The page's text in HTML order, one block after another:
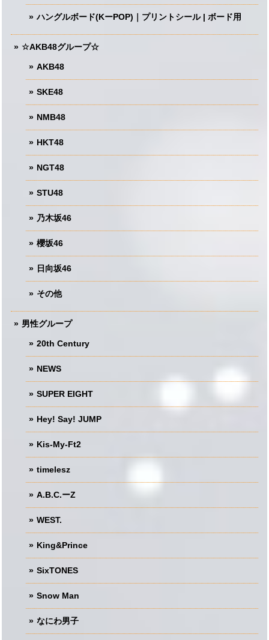
ハングルボード(KーPOP)｜プリントシール | ボード用
☆AKB48グループ☆
AKB48
SKE48
NMB48
HKT48
NGT48
STU48
乃木坂46
櫻坂46
日向坂46
その他
男性グループ
20th Century
NEWS
SUPER EIGHT
Hey! Say! JUMP
Kis-My-Ft2
timelesz
A.B.C.ーZ
WEST.
King&Prince
SixTONES
Snow Man
なにわ男子